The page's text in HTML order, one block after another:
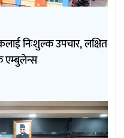
निःशुल्क उपचार, लक्षित
एम्बुलेन्स